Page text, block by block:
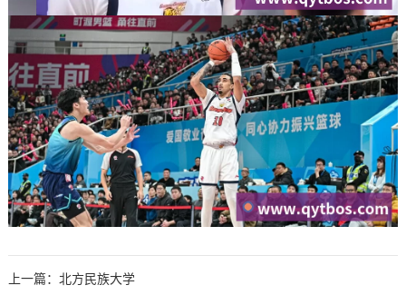
上一篇： 北方民族大学